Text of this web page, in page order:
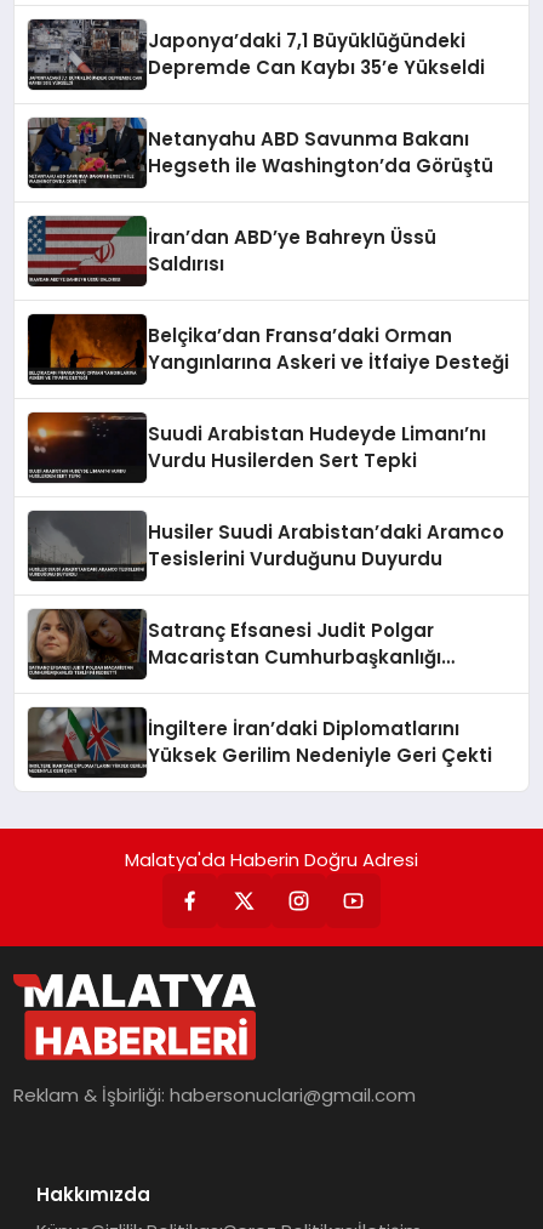
Japonya’daki 7,1 Büyüklüğündeki
Depremde Can Kaybı 35’e Yükseldi
Netanyahu ABD Savunma Bakanı
Hegseth ile Washington’da Görüştü
İran’dan ABD’ye Bahreyn Üssü
Saldırısı
Belçika’dan Fransa’daki Orman
Yangınlarına Askeri ve İtfaiye Desteği
Suudi Arabistan Hudeyde Limanı’nı
Vurdu Husilerden Sert Tepki
Husiler Suudi Arabistan’daki Aramco
Tesislerini Vurduğunu Duyurdu
Satranç Efsanesi Judit Polgar
Macaristan Cumhurbaşkanlığı
İngiltere İran’daki Diplomatlarını
Yüksek Gerilim Nedeniyle Geri Çekti
Malatya'da Haberin Doğru Adresi
Reklam & İşbirliği:habersonuclari@gmail.com
Hakkımızda